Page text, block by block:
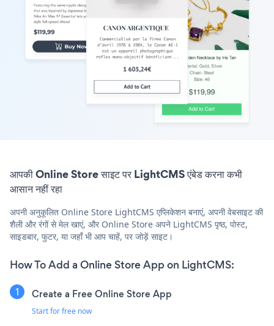
आपकी Online Store साइट पर LightCMS एंबेड करना कभी
आसान नहीं रहा
अपनी अनुकूलित Online Store LightCMS एप्लिकेशन बनाएं, अपनी वेबसाइट की
शैली और रंगों से मेल खाएं, और Online Store अपने LightCMS पृष्ठ, पोस्ट,
साइडबार, फुटर, या जहाँ भी आप चाहें, पर जोड़ें साइट।
How To Add a Online Store App on LightCMS:
Create a Free Online Store App
Start for free now